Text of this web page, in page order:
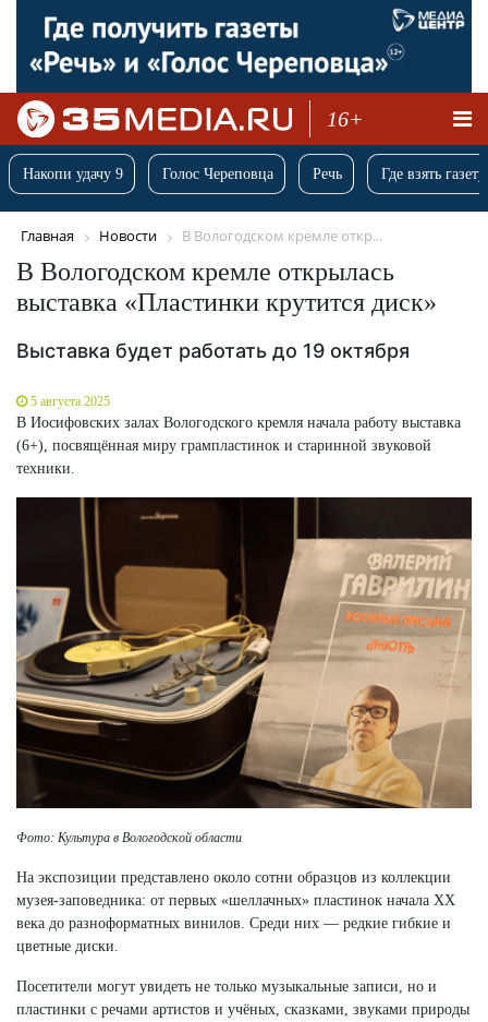
16+
Накопи удачу 9 Голос Череповца Речь Где взять
Главная Новости В Вологодском кремле откр...
В Вологодском кремле открылась
выставка «Пластинки крутится диск»
Выставка будет работать до 19 октября
5 августа 2025
В Иосифовских залах Вологодского кремля начала работу выставка
(6+), посвящённая миру грампластинок и старинной звуковой
техники.
Фото: Культура в Вологодской области
На экспозиции представлено около сотни образцов из коллекции
музея-заповедника: от первых «шеллачных» пластинок начала XX
века до разноформатных винилов. Среди них — редкие гибкие и
цветные диски.
Посетители могут увидеть не только музыкальные записи, но и
пластинки с речами артистов и учёных, сказками, звуками природы